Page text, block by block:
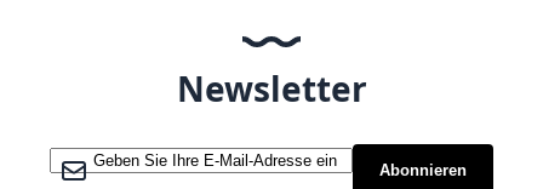
Newsletter
Melden Sie sich für unseren Newsletter an:
Abonnieren